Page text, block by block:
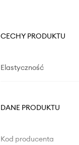
CECHY PRODUKTU
Elastyczność
DANE PRODUKTU
Kod producenta